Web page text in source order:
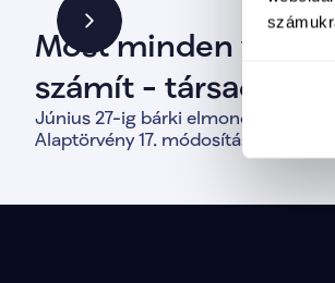
Most minden
számít - társadalmi
egyeztetés indult az
Alaptörvény
Június 27-ig bárki elmondhatja
Alaptörvény 17. módosításáról, mert
döntések alapja a valódi társadalmi